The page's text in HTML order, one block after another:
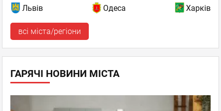
Львів Одеса Харків
всі міста/регіони
ГАРЯЧІ НОВИНИ МІСТА